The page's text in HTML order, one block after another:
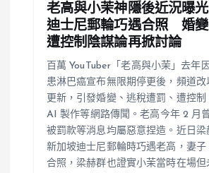
老高與小茉神隱後近況曝
迪士尼郵輪巧遇合照 婚變
遭控制陰謀論再掀討論
百萬 YouTuber「老高與小茉」去年
患淋巴癌宣布無限期停更後，頻道
更新，引發婚變、逃稅遭罰、遭控
AI 製作等網路傳聞。老高今年 2 月
被罰款等消息均屬惡意捏造。近日
新加坡迪士尼郵輪時巧遇老高，妻
合照，梁赫群也證實小茉當時在場但